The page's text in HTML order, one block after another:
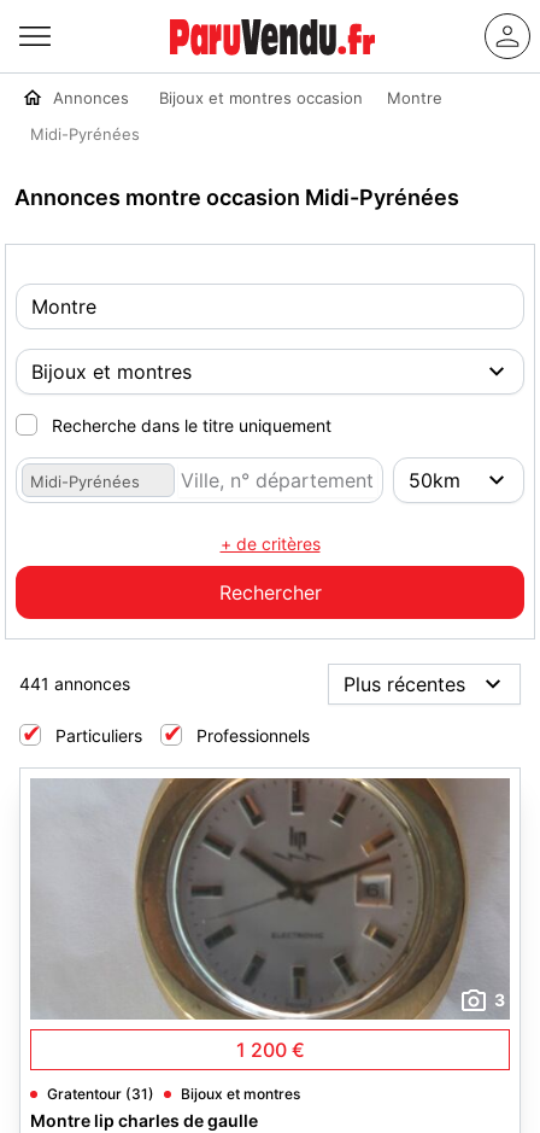
Annonces Bijoux et montres occasion
Montre
Midi-Pyrénées
Annonces montre occasion Midi-Pyrénées
Recherche dans le titre uniquement
Midi-Pyrénées
+ de critères
441 annonces
Particuliers Professionnels
3
1 200 €
Gratentour (31) Bijoux et montres
Montre lip charles de gaulle